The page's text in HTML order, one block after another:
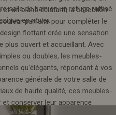
salle de bain en un refuge raffiné
en noyer.
et un blanc éclatant, la collection
parfaite pour compléter le
flottant crée une sensation
plus ouvert et accueillant. Avec
ou doubles, les meubles-
qu'élégants, répondant à vos
générale de votre salle de
de haute qualité, ces meubles-
conserver leur apparence